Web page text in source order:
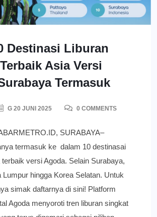
Destinasi Liburan
Asia Versi
Termasuk
G 20 JUNI 2025 0 COMMENTS
SURABAYA–
termasuk ke dalam 10 destinasai
versi Agoda. Selain Surabaya,
Lumpur hingga Korea Selatan. Untuk
simak daftarnya di sini! Platform
Agoda menyoroti tren liburan singkat